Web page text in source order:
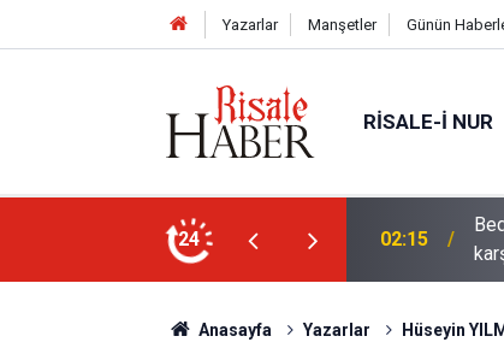
Yazarlar Manşetler Günün
RISALE-I NUR
24
bu kelime ile saadet-i ebediye müjdesine
01:45
Anasayfa Yazarlar Hüseyin